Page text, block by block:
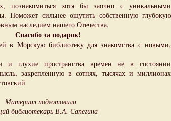
познакомиться хотя бы заочно с уникальными
Поможет сильнее ощутить собственную глубокую
наследием нашего Отечества.
Спасибо за подарок!
Морскую библиотеку для знакомства с новыми,
и глухие пространства времен не в состоянии
закрепленную в сотнях, тысячах и миллионах
Материал подготовила
библиотекарь В.А. Сапегина